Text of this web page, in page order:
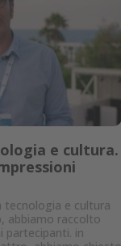
e cultura.
tecnologia e cultura
abbiamo raccolto
partecipanti. in